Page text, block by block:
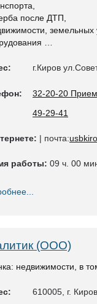
после ДТП,
земельных
…
г.Киров
32-20-20
49-29-41
| почта:
работы: 09 ч. 00
(ООО)
недвижимости, в
610005, г.